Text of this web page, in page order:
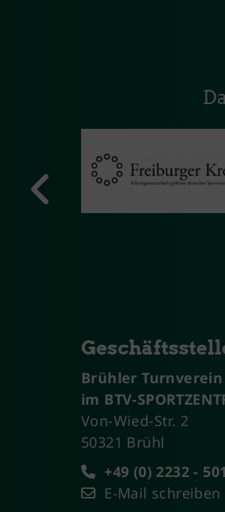
Brühler Turnverein
im BTV-
Von-Wied-Str. 2
50321 Brühl
+49 (0) 2232 -
E-Mail schreiben